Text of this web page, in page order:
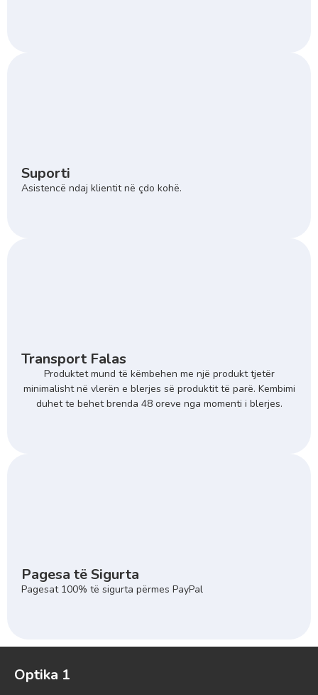
Suporti
Asistencë ndaj klientit në çdo kohë.
Transport Falas
Produktet mund të këmbehen me një produkt tjetër
minimalisht në vlerën e blerjes së produktit të parë. Kembimi
duhet te behet brenda 48 oreve nga momenti i blerjes.
Pagesa të Sigurta
Pagesat 100% të sigurta përmes PayPal
Optika 1